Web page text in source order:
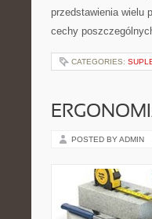
przedstawienia wielu
cechy
CATEGORIES:
POSTED BY ADMIN